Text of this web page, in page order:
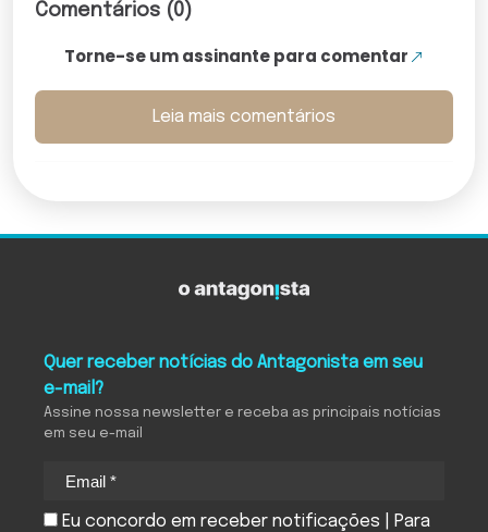
Comentários (0)
Torne-se um assinante para comentar
Leia mais comentários
Quer receber notícias do Antagonista em seu
e-mail?
Assine nossa newsletter e receba as principais notícias
em seu e-mail
Eu concordo em receber notificações | Para